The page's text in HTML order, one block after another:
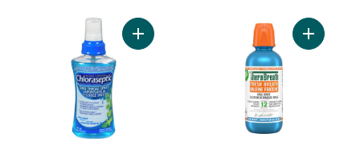
Ajouter Vaporisateur pour la gorge à
Ajouter